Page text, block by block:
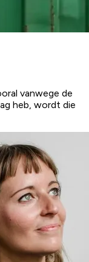
vanwege de
heb, wordt die